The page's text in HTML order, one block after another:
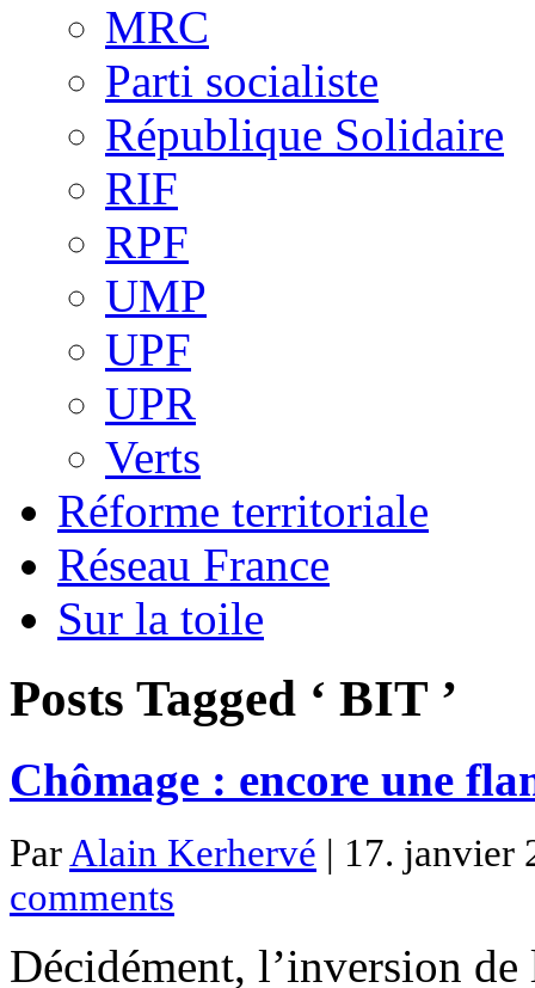
MRC
Parti socialiste
République Solidaire
RIF
RPF
UMP
UPF
UPR
Verts
Réforme territoriale
Réseau France
Sur la toile
Posts Tagged ‘ BIT ’
Chômage : encore une
ParAlain Kerhervé | 17. janvier
comments
Décidément, l’inversion de